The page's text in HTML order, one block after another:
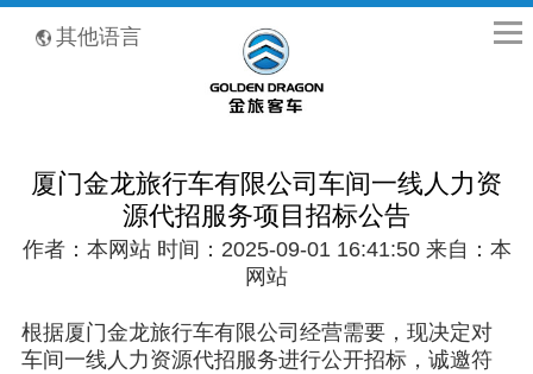
其他语言
厦门金龙旅行车有限公司车间一线人力资
源代招服务项目招标公告
作者：本网站 时间：2025-09-01 16:41:50 来自：本
网站
根据厦门金龙旅行车有限公司经营需要，现决定对
车间一线人力资源代招服务进行公开招标，诚邀符